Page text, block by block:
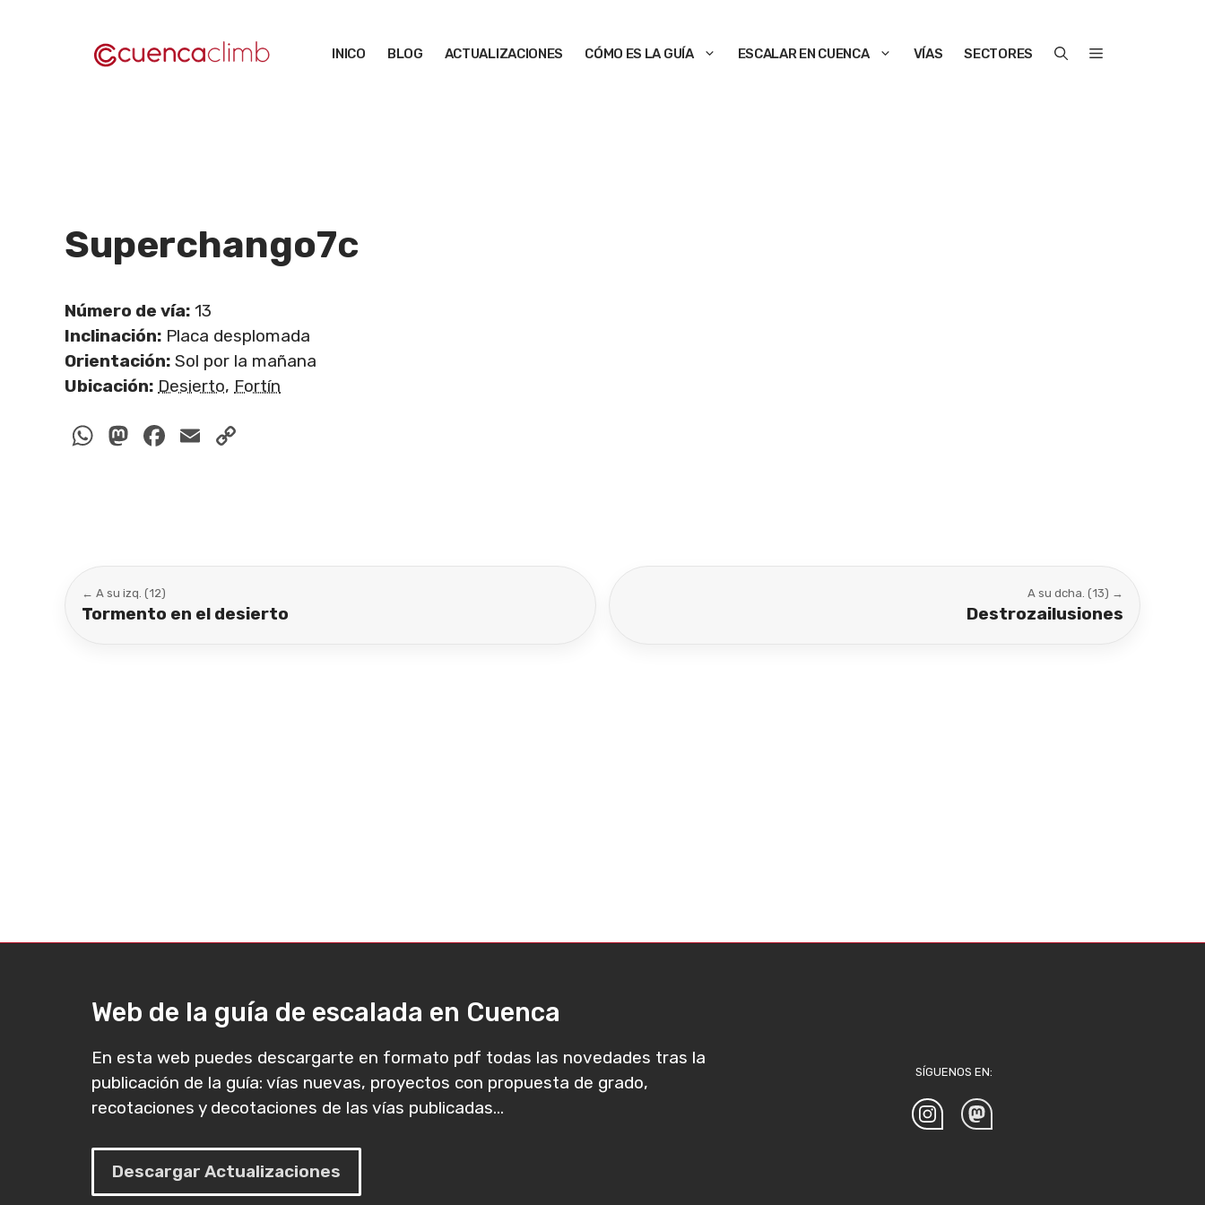
INICO BLOG ACTUALIZACIONES CÓMO ES LA GUÍA ESCALAR EN CUENCA VÍAS SECTORES
Superchango7c
Número de vía: 13
Inclinación: Placa desplomada
Orientación: Sol por la mañana
Ubicación: Desierto, Fortín
WhatsApp
Mastodon
Facebook
Email
← A su izq. (12)
Tormento en el desierto
A su dcha. (13) →
Destrozailusiones
Web de la guía de escalada en Cuenca
En esta web puedes descargarte en formato pdf todas las novedades tras la
publicación de la guía: vías nuevas, proyectos con propuesta de grado,
recotaciones y decotaciones de las vías publicadas...
Descargar Actualizaciones
SÍGUENOS EN: